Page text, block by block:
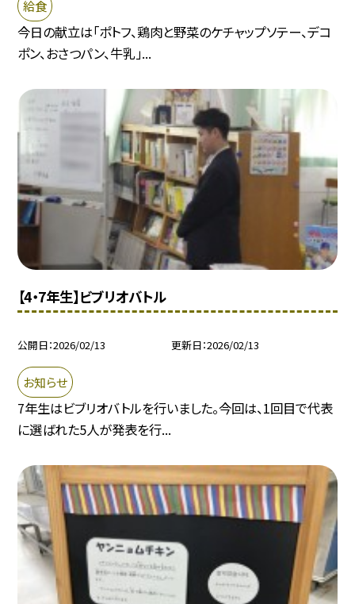
給食
今日の献立は「ポトフ、鶏肉と野菜のケチャップソテー、デコ
ポン、おさつパン、牛乳」...
【4・7年生】ビブリオバトル
公開日 2026/02/13 更新日 2026/02/13
お知らせ
7年生はビブリオバトルを行いました。今回は、1回目で代表
に選ばれた5人が発表を行...